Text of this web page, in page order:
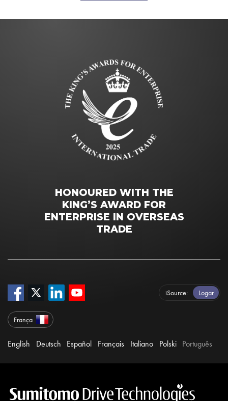
HONOURED WITH THE
KING’S AWARD FOR
ENTERPRISE IN OVERSEAS
TRADE
iSource Logar
França
English Deutsch Español Français Italiano Polski Português